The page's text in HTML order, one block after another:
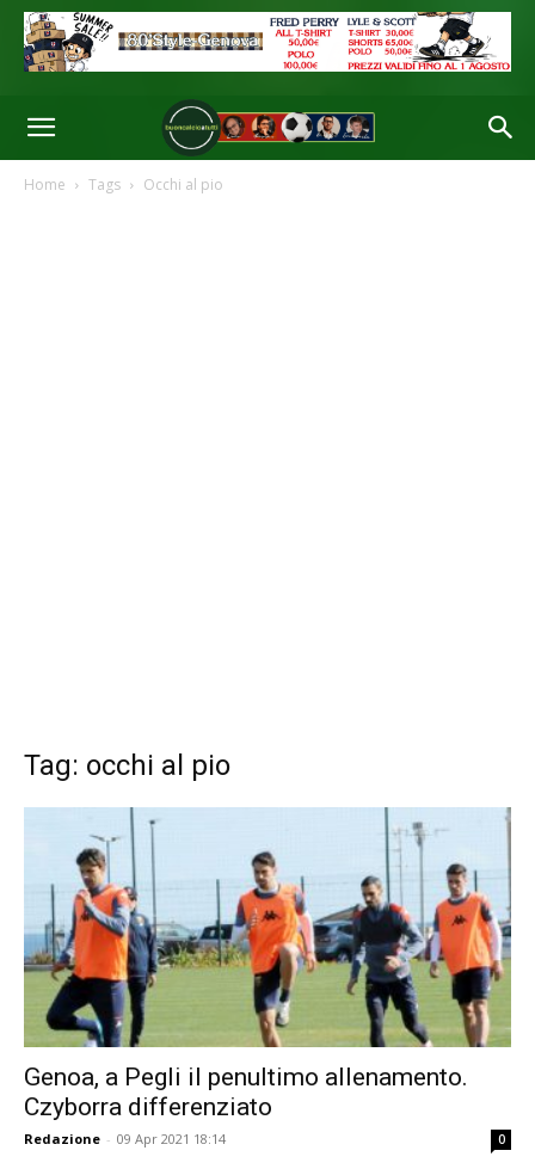
Home Tags Occhi al pio
Tag: occhi al pio
Genoa, a Pegli il penultimo allenamento.
Czyborra differenziato
Redazione - 09 Apr 2021 18:14 0